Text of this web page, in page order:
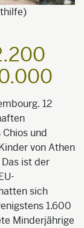
12
und
von Athen
ist der
sich
1.600
Minderjährige